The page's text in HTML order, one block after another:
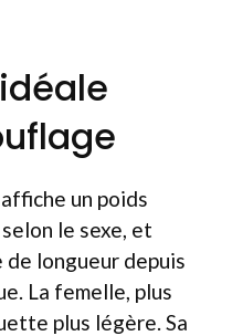
un poids
le sexe, et
longueur depuis
La femelle, plus
plus légère. Sa